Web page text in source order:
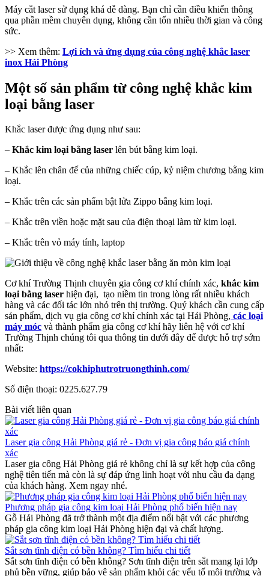
Máy cắt laser sử dụng khá dễ dàng. Bạn chỉ cần điều khiển thông
qua phần mềm chuyên dụng, không cần tốn nhiều thời gian và công
sức.
>> Xem thêm: Lợi ích và ứng dụng của công nghệ khắc laser
inox Hải Phòng
Một số sản phẩm từ công nghệ khắc kim
loại bằng laser
Khắc laser được ứng dụng như sau:
– Khắc kim loại bằng laser lên bút bằng kim loại.
– Khắc lên chân đế của những chiếc cúp, kỷ niệm chương bằng kim
loại.
– Khắc trên các sản phẩm bật lửa Zippo bằng kim loại.
– Khắc trên viền hoặc mặt sau của điện thoại làm từ kim loại.
– Khắc trên vỏ máy tính, laptop
Cơ khí Trường Thịnh chuyên gia công cơ khí chính xác, khắc kim
loại bằng laser hiện đại, tạo niềm tin trong lòng rất nhiều khách
hàng và các đối tác lớn nhỏ trên thị trường. Quý khách cần cung cấp
sản phẩm, dịch vụ gia công cơ khí chính xác tại Hải Phòng, các loại
máy móc và thành phẩm gia công cơ khí hãy liên hệ với cơ khí
Trường Thịnh chúng tôi qua thông tin dưới đây để được hỗ trợ sớm
nhất:
Website: https://cokhiphutrotruongthinh.com/
Số điện thoại: 0225.627.79
Bài viết liên quan
Laser gia công Hải Phòng giá rẻ - Đơn vị gia công báo giá chính
xác
Laser gia công Hải Phòng giá rẻ không chỉ là sự kết hợp của công
nghệ tiên tiến mà còn là sự đáp ứng linh hoạt với nhu cầu đa dạng
của khách hàng. Xem ngay nhé.
Phương pháp gia công kim loại Hải Phòng phổ biến hiện nay
Gỗ Hải Phòng đã trở thành một địa điểm nổi bật với các phương
pháp gia công kim loại Hải Phòng hiện đại và chất lượng.
Sắt sơn tĩnh điện có bền không? Tìm hiểu chi tiết
Sắt sơn tĩnh điện có bền không? Sơn tĩnh điện trên sắt mang lại lớp
phủ bền vững, giúp bảo vệ sản phẩm khỏi các yếu tố môi trường và